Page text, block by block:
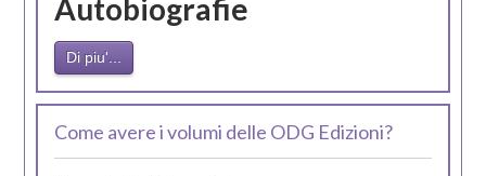
Autobiografie
Di piu'...
Come avere i volumi delle ODG Edizioni?